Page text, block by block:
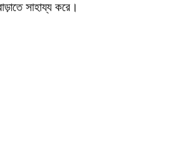
সাহায্য করে।